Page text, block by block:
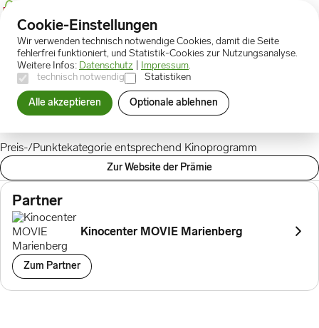
Prämien Kinofilm
Kinofilm
32 Punkte
Preis-/Punktekategorie entsprechend Kinoprogramm
Zur Website der Prämie
Partner
Kinocenter MOVIE Marienberg
Zum Partner
Cookie-Einstellungen
Wir verwenden technisch notwendige Cookies, damit die Seite
fehlerfrei funktioniert, und Statistik-Cookies zur Nutzungsanalyse.
Weitere Infos: Datenschutz Impressum.
technisch notwendig
Statistiken
Alle akzeptieren Optionale ablehnen